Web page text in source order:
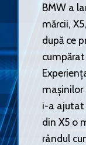
BMW a
mărcii,
după ce
i-a ajutat
din X5 o
rândul